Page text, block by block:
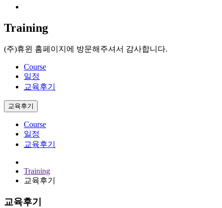
Training
(주)휴윈 홈페이지에 방문해주셔서 감사합니다.
Course
일정
교육후기
교육후기
Course
일정
교육후기
Training
교육후기
교육후기